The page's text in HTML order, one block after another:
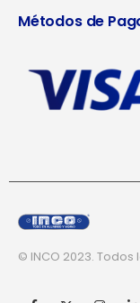
Métodos de
© INCO 2023.